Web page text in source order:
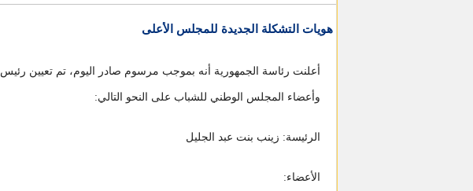
هويات التشكلة الجديدة للمجلس الأعلى
أعلنت رئاسة الجمهورية أنه بموجب مرسوم صادر اليوم، تم تعيين رئيس
وأعضاء المجلس الوطني للشباب على النحو التالي:
الرئيسة: زينب بنت عبد الجليل
الأعضاء: